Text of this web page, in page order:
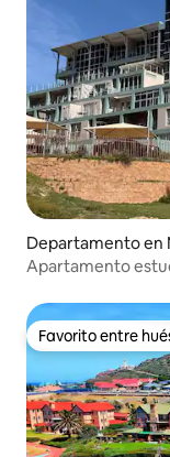
Departamento en
Apartamento
Favorito entre
Favorito entre